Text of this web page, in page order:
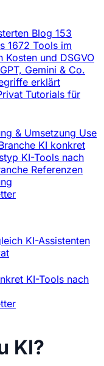
Blog 153
1672 Tools im
Kosten und DSGVO
Gemini & Co.
erklärt
Tutorials für
& Umsetzung Use
KI konkret
KI-Tools nach
Referenzen
KI-Assistenten
KI-Tools nach
KI?